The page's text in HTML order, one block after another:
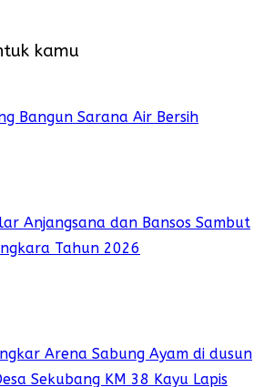
kamu
Bangun Sarana Air Bersih
Anjangsana dan Bansos Sambut
Tahun 2026
Arena Sabung Ayam di dusun
Sekubang KM 38 Kayu Lapis